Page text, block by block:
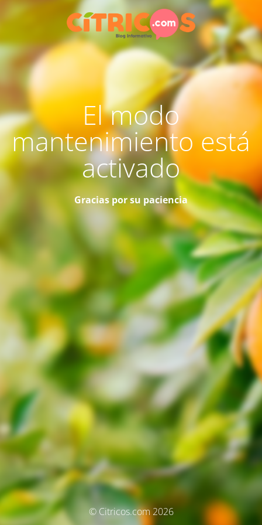
El modo
mantenimiento está
activado
Gracias por su paciencia
© Citricos.com 2026